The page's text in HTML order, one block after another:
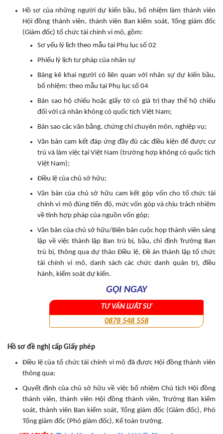
Hồ sơ của những người dự kiến bầu, bổ nhiệm làm thành viên
Hội đồng thành viên, thành viên Ban kiểm soát, Tổng giám đốc
(Giám đốc) tổ chức tài chính vi mô, gồm:
Sơ yếu lý lịch theo mẫu tại Phụ lục số 02
Phiếu lý lịch tư pháp của nhân sự
Bảng kê khai người có liên quan với nhân sự dự kiến bầu,
bổ nhiệm: theo mẫu tại Phụ lục số 04
Bản sao hộ chiếu hoặc giấy tờ có giá trị thay thế hộ chiếu
đối với cá nhân không có quốc tịch Việt Nam;
Bản sao các văn bằng, chứng chỉ chuyên môn, nghiệp vụ;
Văn bản cam kết đáp ứng đầy đủ các điều kiện để được cư
trú và làm việc tại Việt Nam (trường hợp không có quốc tịch
Việt Nam);
Điều lệ của chủ sở hữu;
Văn bản của chủ sở hữu cam kết góp vốn cho tổ chức tài
chính vi mô đúng tiến độ, mức vốn góp và chịu trách nhiệm
về tính hợp pháp của nguồn vốn góp;
Văn bản của chủ sở hữu/Biên bản cuộc họp thành viên sáng
lập về việc thành lập Ban trù bị, bầu, chỉ định Trưởng Ban
trù bị, thông qua dự thảo Điều lệ, Đề án thành lập tổ chức
tài chính vi mô, danh sách các chức danh quản trị, điều
hành, kiểm soát dự kiến.
GỌI NGAY
TƯ VẤN LUẬT SƯ
0878 548 558
Hồ sơ đề nghị cấp Giấy phép
Điều lệ của tổ chức tài chính vi mô đã được Hội đồng thành viên
thông qua;
Quyết định của chủ sở hữu về việc bổ nhiệm Chủ tịch Hội đồng
thành viên, thành viên Hội đồng thành viên, Trưởng Ban kiểm
soát, thành viên Ban kiểm soát, Tổng giám đốc (Giám đốc), Phó
Tổng giám đốc (Phó giám đốc), Kế toán trưởng.